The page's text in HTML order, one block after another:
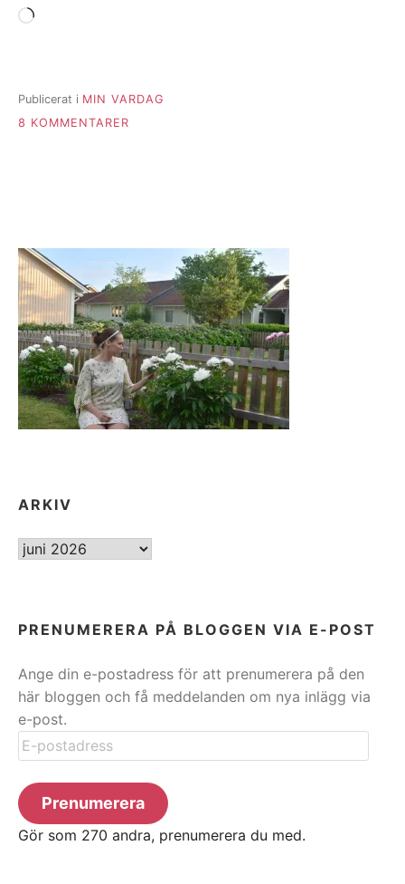
Laddar
Publicerat i MIN VARDAG
8 KOMMENTARER
ARKIV
ARKIV
PRENUMERERA PÅ BLOGGEN VIA E-POST
Ange din e-postadress för att prenumerera på den
här bloggen och få meddelanden om nya inlägg via
e-post.
E-
postadress
Prenumerera
Gör som 270 andra, prenumerera du med.